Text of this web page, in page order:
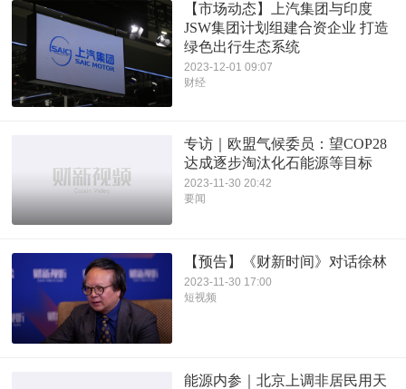
【市场动态】上汽集团与印度
JSW集团计划组建合资企业 打造
绿色出行生态系统
2023-12-01 09:07
财经
专访｜欧盟气候委员：望COP28
达成逐步淘汰化石能源等目标
2023-11-30 20:42
要闻
【预告】《财新时间》对话徐林
2023-11-30 17:00
短视频
能源内参｜北京上调非居民用天